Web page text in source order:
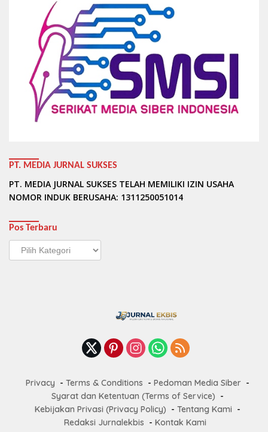
PT. MEDIA JURNAL SUKSES
PT. MEDIA JURNAL SUKSES TELAH MEMILIKI IZIN USAHA
NOMOR INDUK BERUSAHA: 1311250051014
Pos Terbaru
Pos
Terbaru
Privacy Terms & Conditions
Pedoman Media Siber
Syarat dan Ketentuan (Terms of Service)
Kebijakan Privasi (Privacy Policy)
Tentang Kami
Redaksi Jurnalekbis
Kontak Kami